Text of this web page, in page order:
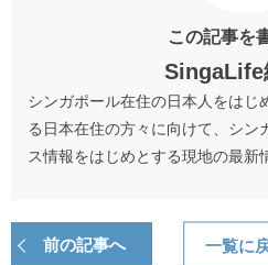
この記事を
SingaLife
シンガポール在住の日本人をはじ
る日本在住の方々に向けて、シン
ス情報をはじめとする現地の最新
前の記事へ 一覧に